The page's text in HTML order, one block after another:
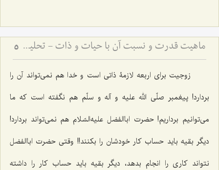
ماهیت قدرت و نسبت آن با حیات و ذات - تحلیل فلسفیِ تلازمِ قدرت با وجود و نقد اوهام انسانی 5
زوجیت برای اربعه لازمۀ ذاتی است و خدا هم نمی‌تواند آن را
بردارد! پیغمبر صلّی الله علیه و آله و سلّم هم نگفته است که ما
می‌توانیم برداریم! حضرت اباالفضل علیه‌السّلام هم نمی‌تواند بردارد!
دیگر بقیه باید حساب کار خودشان را بکنند!! وقتی حضرت اباالفضل
نتواند کاری را انجام بدهد، دیگر بقیه باید حساب کار را داشته